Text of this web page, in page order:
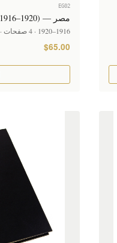
EG02
مصر — Sultanate (1916–1920)
1916–1920 · 4 صفحات · 32 فتحات
$65.00